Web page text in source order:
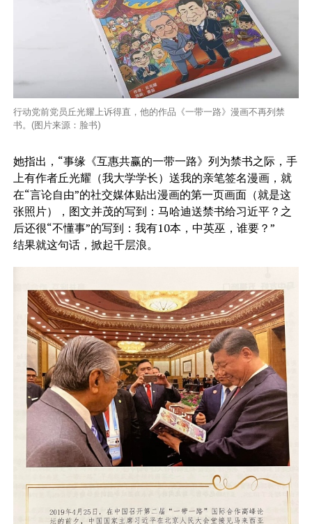
行动党前党员丘光耀上诉得直，他的作品《一带一路》漫画不再列禁
书。(图片来源：脸书)
她指出，“事缘《互惠共赢的一带一路》列为禁书之际，手
上有作者丘光耀（我大学学长）送我的亲笔签名漫画，就
在“言论自由”的社交媒体贴出漫画的第一页画面（就是这
张照片），图文并茂的写到：马哈迪送禁书给习近平？之
后还很“不懂事”的写到：我有10本，中英巫，谁要？”
结果就这句话，掀起千层浪。